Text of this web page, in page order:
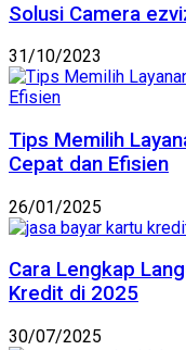
Solusi Camera
31/10/2023
Tips Memilih
Cepat dan Efisien
26/01/2025
Cara Lengkap
Kredit di 2025
30/07/2025